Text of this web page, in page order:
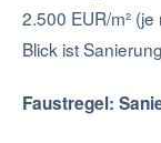
2.500 EUR/m²
Blick ist
Faustregel: